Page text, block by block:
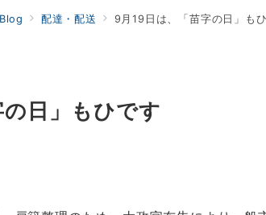
Blog 配達・配送 9月19日は、「苗字の日」も
日」もひです